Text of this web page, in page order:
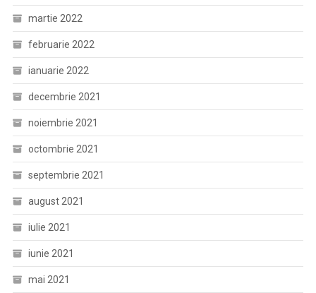
martie 2022
februarie 2022
ianuarie 2022
decembrie 2021
noiembrie 2021
octombrie 2021
septembrie 2021
august 2021
iulie 2021
iunie 2021
mai 2021